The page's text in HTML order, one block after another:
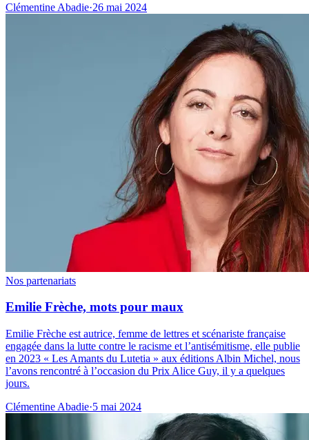
Clémentine Abadie·26 mai 2024
Nos partenariats
Emilie Frèche, mots pour maux
Emilie Frèche est autrice, femme de lettres et scénariste française
engagée dans la lutte contre le racisme et l’antisémitisme, elle publie
en 2023 « Les Amants du Lutetia » aux éditions Albin Michel, nous
l’avons rencontré à l’occasion du Prix Alice Guy, il y a quelques
jours.
Clémentine Abadie·5 mai 2024